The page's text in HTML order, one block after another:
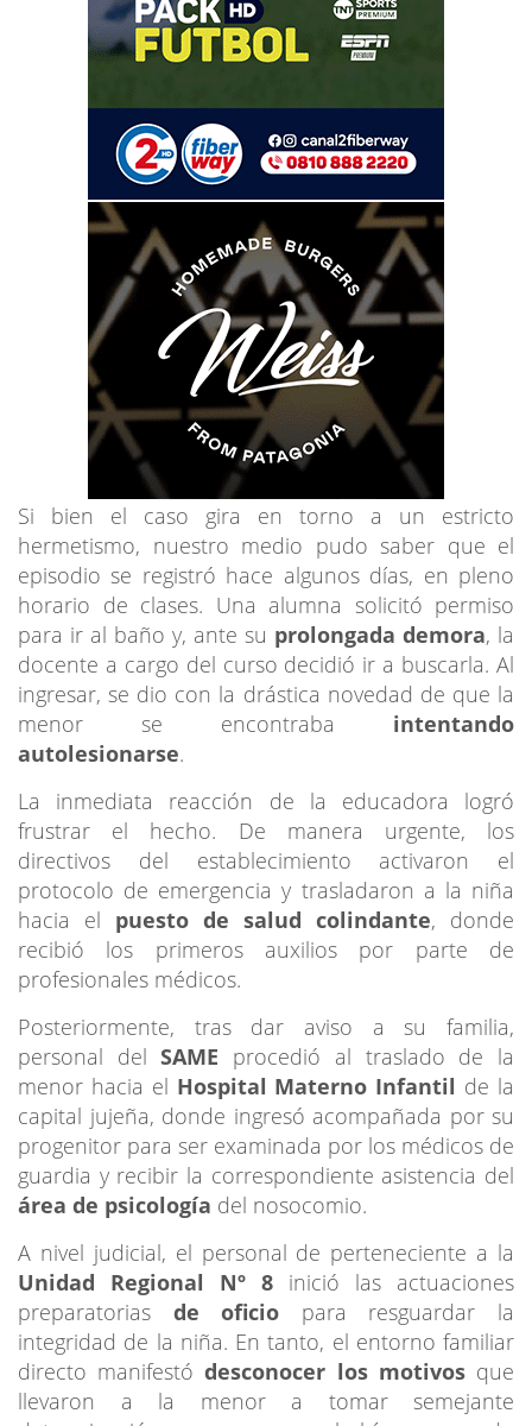
Si bien el caso gira en torno a un estricto
hermetismo, nuestro medio pudo saber que el
episodio se registró hace algunos días, en pleno
horario de clases. Una alumna solicitó permiso
para ir al baño y, ante su prolongada demora, la
docente a cargo del curso decidió ir a buscarla. Al
ingresar, se dio con la drástica novedad de que la
menor se encontraba intentando
autolesionarse.
La inmediata reacción de la educadora logró
frustrar el hecho. De manera urgente, los
directivos del establecimiento activaron el
protocolo de emergencia y trasladaron a la niña
hacia el puesto de salud colindante, donde
recibió los primeros auxilios por parte de
profesionales médicos.
Posteriormente, tras dar aviso a su familia,
personal delSAME procedió al traslado de la
menor hacia el Hospital Materno Infantil de la
capital jujeña, donde ingresó acompañada por su
progenitor para ser examinada por los médicos de
guardia y recibir la correspondiente asistencia del
área de psicología del nosocomio.
A nivel judicial, el personal de perteneciente a la
Unidad Regional Nº 8 inició las actuaciones
preparatorias de oficio para resguardar la
integridad de la niña. En tanto, el entorno familiar
directo manifestódesconocer los motivosque
llevaron a la menor a tomar semejante